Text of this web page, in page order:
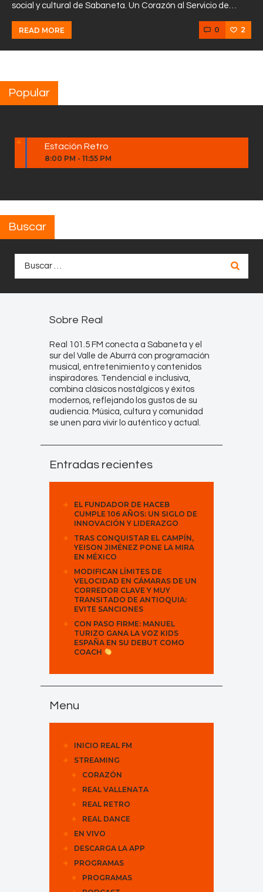
social y cultural de Sabaneta. Un Corazón al Servicio de…
READ MORE 0 2
Popular
Estación Retro
8:00 PM - 11:55 PM
Buscar
Sobre Real
Real 101.5 FM conecta a Sabaneta y el
sur del Valle de Aburrá con programación
musical, entretenimiento y contenidos
inspiradores. Tendencial e inclusiva,
combina clásicos nostálgicos y éxitos
modernos, reflejando los gustos de su
audiencia. Música, cultura y comunidad
se unen para vivir lo auténtico y actual.
Entradas recientes
EL FUNDADOR DE HACEB
CUMPLE 106 AÑOS: UN SIGLO DE
INNOVACIÓN Y LIDERAZGO
TRAS CONQUISTAR EL CAMPÍN,
YEISON JIMÉNEZ PONE LA MIRA
EN MÉXICO
MODIFICAN LÍMITES DE
VELOCIDAD EN CÁMARAS DE UN
CORREDOR CLAVE Y MUY
TRANSITADO DE ANTIOQUIA:
EVITE SANCIONES
CON PASO FIRME: MANUEL
TURIZO GANA LA VOZ KIDS
ESPAÑA EN SU DEBUT COMO
COACH
Menu
INICIO REAL FM
STREAMING
CORAZÓN
REAL VALLENATA
REAL RETRO
REAL DANCE
EN VIVO
DESCARGA LA APP
PROGRAMAS
PROGRAMAS